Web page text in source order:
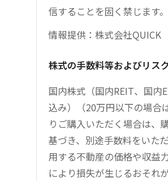
信することを固く禁じます。
情報提供：株式会社QUICK
株式の手数料等およびリス
国内株式（国内REIT、国
込み）（20万円以下の場合
りご購入いただく場合は、
基づき、別途手数料をいた
用する不動産の価格や収益
により損失が生じるおそれ